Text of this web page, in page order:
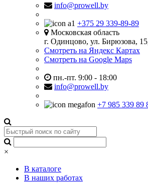
info@prowell.by
+375 29 339-89-89
Московская область
г. Одинцово, ул. Бирюзова,
Смотреть на Яндекс Картах
Смотреть на Google Maps
пн.-пт. 9:00 - 18:00
info@prowell.by
+7 985 339 89
×
В каталоге
В наших работах